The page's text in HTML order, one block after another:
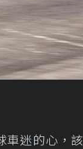
車迷的心，該